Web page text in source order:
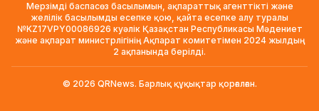
Алматының Ақжар шағынауданында 36
шақырым жолға асфальт төселді
Рақымшылық аясында қанша адам
Мерзімді баспасөз басылымын, ақпараттық агенттікті және
желілік басылымды есепке қою, қайта есепке алу туралы
№KZ17VPY00086926 куәлік Қазақстан Республикасы Мәдениет
және ақпарат министрлігінің Ақпарат комитетімен 2024 жылдың
2 ақпанында берілді.
© 2026 QRNews. Барлық құқықтар қорғалған.